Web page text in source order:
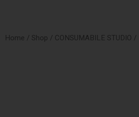
Home / Shop / CONSUMABILE STUDIO /